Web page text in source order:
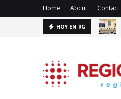
Home About Contact
HOY EN RG